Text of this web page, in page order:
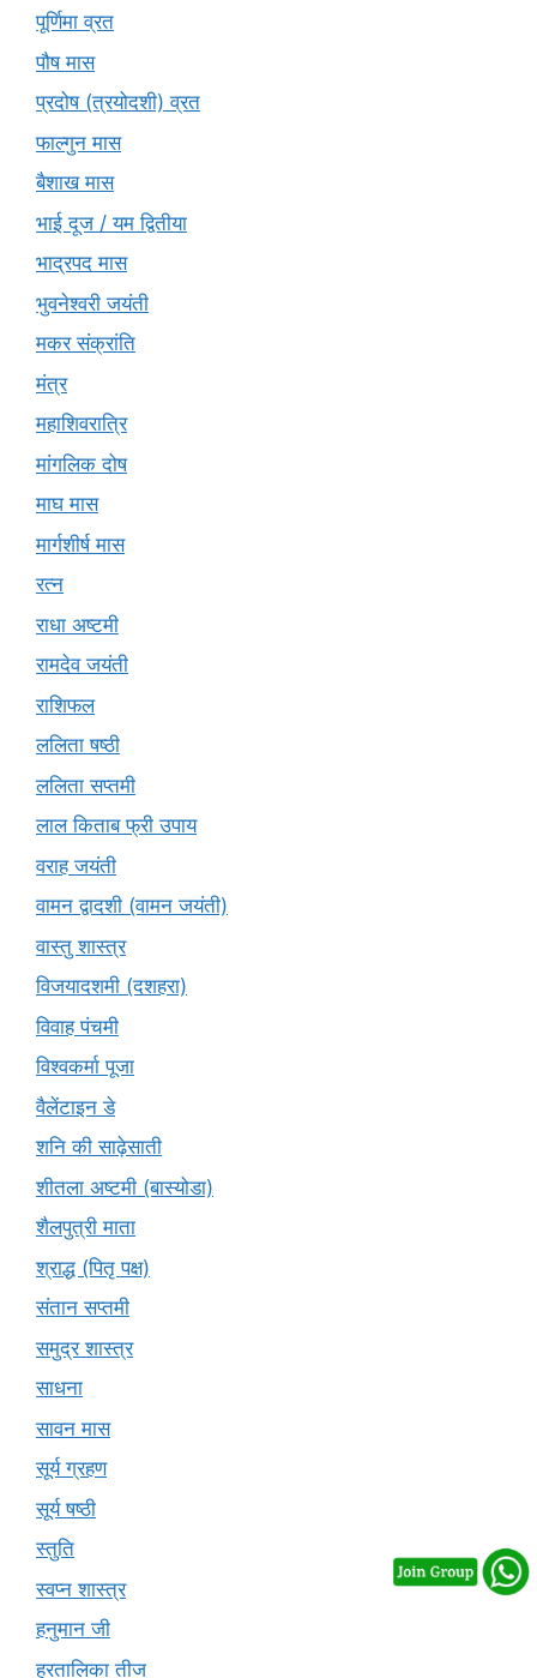
पूर्णिमा व्रत
पौष मास
प्रदोष (त्रयोदशी) व्रत
फाल्गुन मास
बैशाख मास
भाई दूज / यम द्वितीया
भाद्रपद मास
भुवनेश्वरी जयंती
मकर संक्रांति
मंत्र
महाशिवरात्रि
मांगलिक दोष
माघ मास
मार्गशीर्ष मास
रत्न
राधा अष्टमी
रामदेव जयंती
राशिफल
ललिता षष्ठी
ललिता सप्तमी
लाल किताब फ्री उपाय
वराह जयंती
वामन द्वादशी (वामन जयंती)
वास्तु शास्त्र
विजयादशमी (दशहरा)
विवाह पंचमी
विश्वकर्मा पूजा
वैलेंटाइन डे
शनि की साढ़ेसाती
शीतला अष्टमी (बास्योडा)
शैलपुत्री माता
श्राद्ध (पितृ पक्ष)
संतान सप्तमी
समुद्र शास्त्र
साधना
सावन मास
सूर्य ग्रहण
सूर्य षष्ठी
स्तुति
स्वप्न शास्त्र
हनुमान जी
हरतालिका तीज